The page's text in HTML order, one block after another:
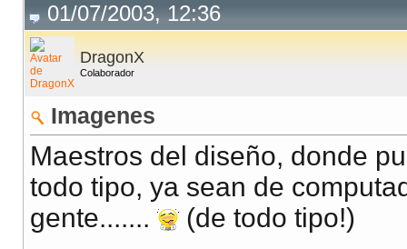
01/07/2003, 12:36
DragonX
Colaborador
Imagenes
Maestros del diseño, donde
todo tipo, ya sean de
gente.......
(de todo tipo!)